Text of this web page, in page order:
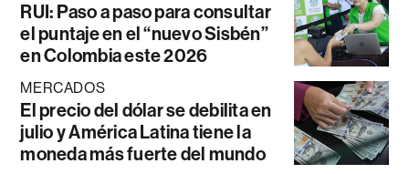
RUI: Paso a paso para consultar
el puntaje en el “nuevo Sisbén”
en Colombia este 2026
MERCADOS
El precio del dólar se debilita en
julio y América Latina tiene la
moneda más fuerte del mundo